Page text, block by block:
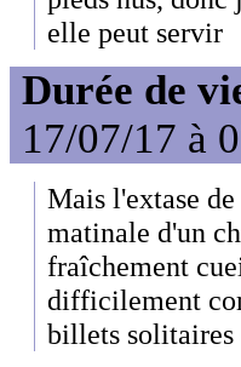
elle peut servir
Durée de
17/07/17 à
Mais l'extase
matinale d'un
fraîchement
difficilement
billets solitaires